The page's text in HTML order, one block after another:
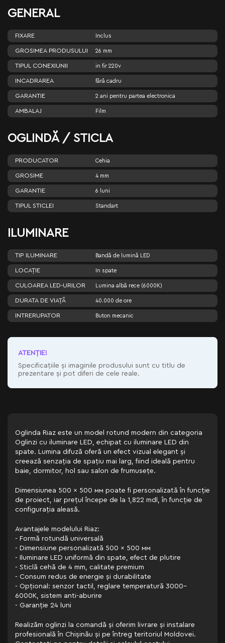
GENERAL
FIXARE Inclus
GROSIMEA PRODUSULUI 26 mm
TIPUL CONEXIUNII in fir 220v
INCADRAREA fără cadru
GARANTIE 2 ani pentru partea electronica
AMBALAJ Film
OGLINDĂ / STICLA
PRODUCATOR Cehia
GROSIME 4 mm
GARANTIE 6 luni
TIPUL STICLEI Standart
ILUMINARE
TIP ILUMINARE Bandă de lumină LED
LOCAȚIE In spate
CULOAREA LED-URILOR Lumina albă rece (6000K)
DURATA DE VIAȚĂ 40.000 de ore
INTRERUPATOR Buton mecanic
ATENŢIE!
Specificațiile și imaginile produsului sunt cu titlu de
prezentare și pot diferi de cele reale.
Oglinda Riaz este un model rotund modern din categoria
Oglinzi cu iluminare LED, echipat cu iluminare LED din
spate. Lumina difuză oferă un efect vizual elegant și
creează senzația de spațiu mai larg, fiind ideală pentru
baie, dormitor, hol sau salon de frumusețe.
Dimensiunea 500 × 500 мм poate fi personalizată în funcție
de proiect, iar prețul începe de la 1,822 mdl, în funcție de
configurația aleasă.
Avantajele modelului Riaz:
- Formă rotundă universală
- Dimensiune personalizată 500 × 500 мм
- Iluminare LED uniformă din spate, efect de plutire
- Sticlă cehă de 4 mm, calitate premium
- Consum redus de energie și durabilitate
- Opțional: senzor tactil, reglare temperatură 3000–
6000K, sistem anti-aburire
- Garanție 24 luni
Realizăm oglinzi la comandă și oferim livrare și instalare
profesională în Chișinău și pe întreg teritoriul Moldovei.